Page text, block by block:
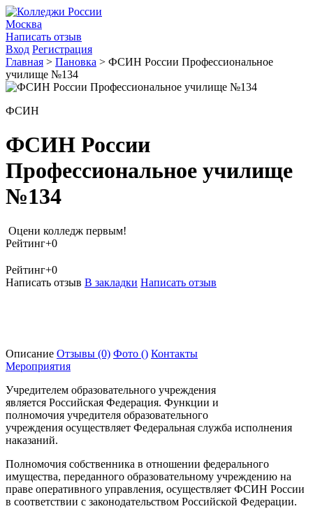
Москва
Написать отзыв
Вход Регистрация
Главная > Пановка > ФСИН России Профессиональное
училище №134
ФСИН
ФСИН России
Профессиональное училище
№134
Оцени колледж первым!
Рейтинг+0
Рейтинг+0
Написать отзыв В закладки Написать отзыв
Описание Отзывы (0) Фото () Контакты
Мероприятия
Учредителем образовательного учреждения
является Российская Федерация. Функции и
полномочия учредителя образовательного
учреждения осуществляет Федеральная служба исполнения
наказаний.
Полномочия собственника в отношении федерального
имущества, переданного образовательному учреждению на
праве оперативного управления, осуществляет ФСИН России
в соответствии с законодательством Российской Федерации.